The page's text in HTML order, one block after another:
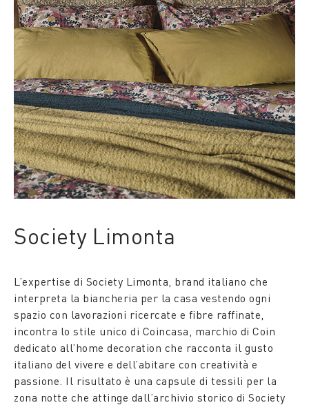
Society Limonta
L’expertise di Society Limonta, brand italiano che
interpreta la biancheria per la casa vestendo ogni
spazio con lavorazioni ricercate e fibre raffinate,
incontra lo stile unico di Coincasa, marchio di Coin
dedicato all’home decoration che racconta il gusto
italiano del vivere e dell’abitare con creatività e
passione. Il risultato è una capsule di tessili per la
zona notte che attinge dall’archivio storico di Society